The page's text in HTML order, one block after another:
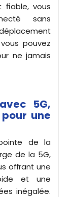
fiable, vous
sans
pouvez
ne jamais
5G,
une
de la
de la 5G,
offrant une
et une
inégalée.